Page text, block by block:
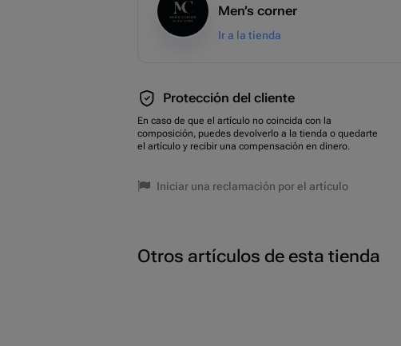
Men’s corner
Ir a la tienda
Protección del cliente
En caso de que el artículo no coincida con la
composición, puedes devolverlo a la tienda o quedarte
el artículo y recibir una compensación en dinero.
Iniciar una reclamación por el artículo
Otros artículos de esta tienda